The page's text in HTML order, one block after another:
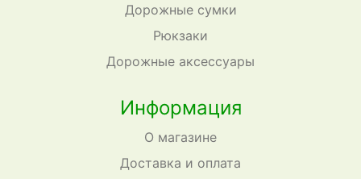
Дорожные сумки
Рюкзаки
Дорожные аксессуары
Информация
О магазине
Доставка и оплата